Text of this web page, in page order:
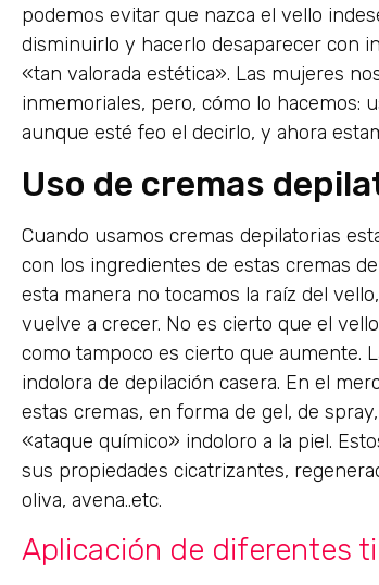
podemos evitar que nazca el vello
disminuirlo y hacerlo desaparecer con
«tan valorada estética». Las mujeres
inmemoriales, pero, cómo lo hacemos:
aunque esté feo el decirlo, y ahora
Uso de cremas
Cuando usamos cremas depilatorias
con los ingredientes de estas cremas
esta manera no tocamos la raíz del
vuelve a crecer. No es cierto que el
como tampoco es cierto que aumente.
indolora de depilación casera. En el
estas cremas, en forma de gel, de
«ataque químico» indoloro a la piel.
sus propiedades cicatrizantes,
oliva, avena..etc.
Aplicación de diferentes